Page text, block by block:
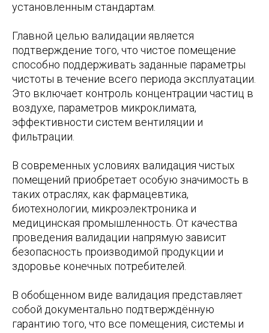
установленным стандартам.
Главной целью валидации является
подтверждение того, что чистое помещение
способно поддерживать заданные параметры
чистоты в течение всего периода эксплуатации.
Это включает контроль концентрации частиц в
воздухе, параметров микроклимата,
эффективности систем вентиляции и
фильтрации.
В современных условиях валидация чистых
помещений приобретает особую значимость в
таких отраслях, как фармацевтика,
биотехнологии, микроэлектроника и
медицинская промышленность. От качества
проведения валидации напрямую зависит
безопасность производимой продукции и
здоровье конечных потребителей.
В обобщенном виде валидация представляет
собой документально подтверждённую
гарантию того, что все помещения, системы и